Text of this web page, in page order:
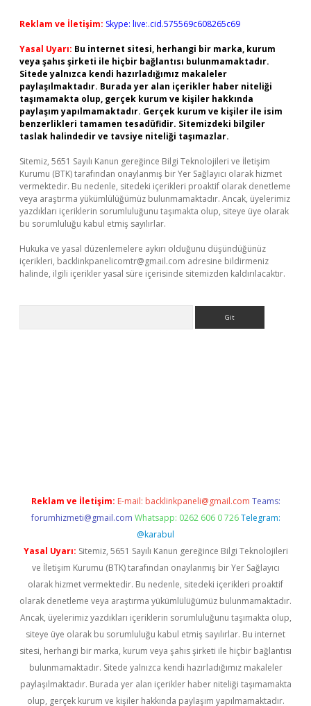
Reklam ve İletişim: Skype: live:.cid.575569c608265c69
Yasal Uyarı: Bu internet sitesi, herhangi bir marka, kurum
veya şahıs şirketi ile hiçbir bağlantısı bulunmamaktadır.
Sitede yalnızca kendi hazırladığımız makaleler
paylaşılmaktadır. Burada yer alan içerikler haber niteliği
taşımamakta olup, gerçek kurum ve kişiler hakkında
paylaşım yapılmamaktadır. Gerçek kurum ve kişiler ile isim
benzerlikleri tamamen tesadüfidir. Sitemizdeki bilgiler
taslak halindedir ve tavsiye niteliği taşımazlar.
Sitemiz, 5651 Sayılı Kanun gereğince Bilgi Teknolojileri ve İletişim
Kurumu (BTK) tarafından onaylanmış bir Yer Sağlayıcı olarak hizmet
vermektedir. Bu nedenle, sitedeki içerikleri proaktif olarak denetleme
veya araştırma yükümlülüğümüz bulunmamaktadır. Ancak, üyelerimiz
yazdıkları içeriklerin sorumluluğunu taşımakta olup, siteye üye olarak
bu sorumluluğu kabul etmiş sayılırlar.
Hukuka ve yasal düzenlemelere aykırı olduğunu düşündüğünüz
içerikleri, backlinkpanelicomtr@gmail.com adresine bildirmeniz
halinde, ilgili içerikler yasal süre içerisinde sitemizden kaldırılacaktır.
Reklam ve İletişim: E-mail: backlinkpaneli@gmail.com Teams:
forumhizmeti@gmail.com Whatsapp: 0262 606 0 726 Telegram:
@karabul
Yasal Uyarı: Sitemiz, 5651 Sayılı Kanun gereğince Bilgi Teknolojileri
ve İletişim Kurumu (BTK) tarafından onaylanmış bir Yer Sağlayıcı
olarak hizmet vermektedir. Bu nedenle, sitedeki içerikleri proaktif
olarak denetleme veya araştırma yükümlülüğümüz bulunmamaktadır.
Ancak, üyelerimiz yazdıkları içeriklerin sorumluluğunu taşımakta olup,
siteye üye olarak bu sorumluluğu kabul etmiş sayılırlar. Bu internet
sitesi, herhangi bir marka, kurum veya şahıs şirketi ile hiçbir bağlantısı
bulunmamaktadır. Sitede yalnızca kendi hazırladığımız makaleler
paylaşılmaktadır. Burada yer alan içerikler haber niteliği taşımamakta
olup, gerçek kurum ve kişiler hakkında paylaşım yapılmamaktadır.